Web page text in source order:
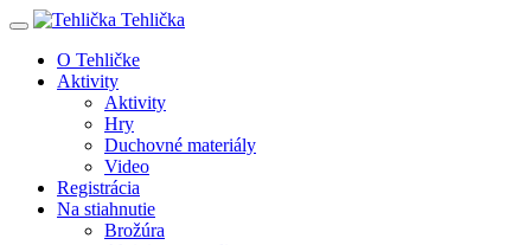
Tehlička
O Tehličke
Aktivity
Aktivity
Hry
Duchovné materiály
Video
Registrácia
Na stiahnutie
Brožúra